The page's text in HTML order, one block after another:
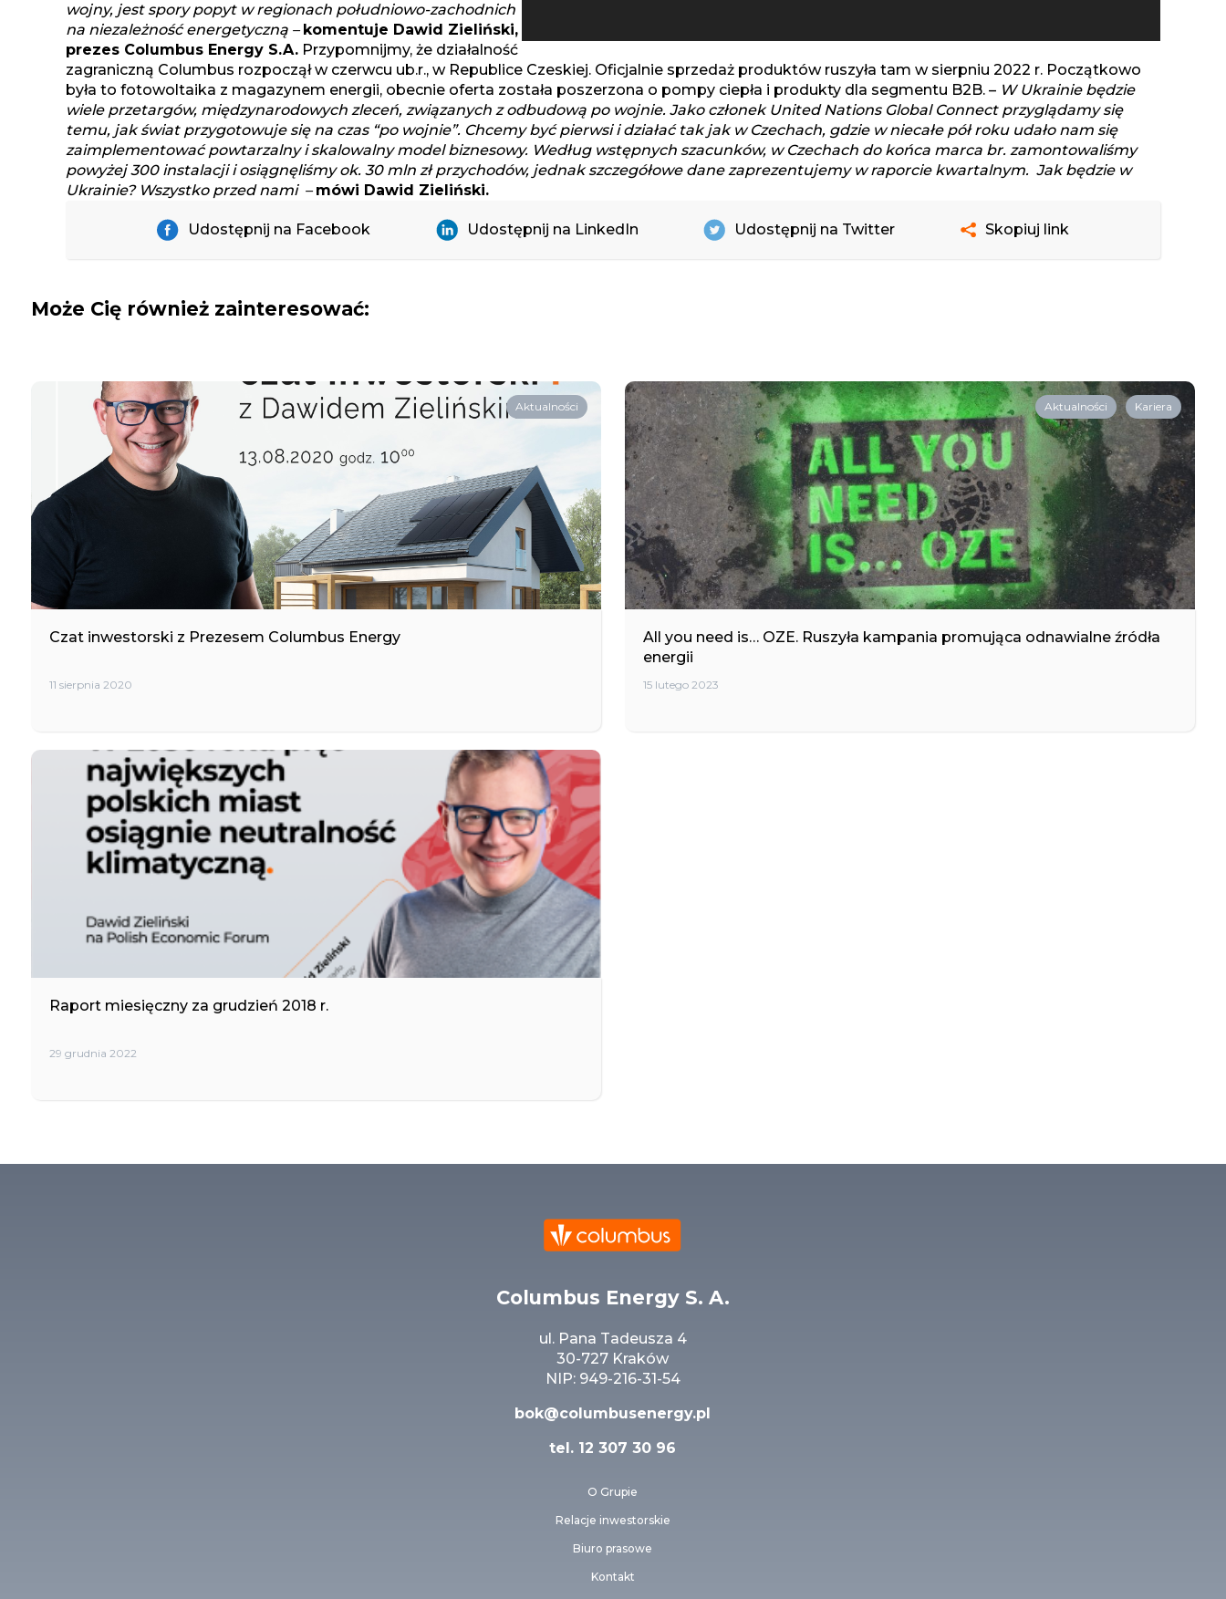
wojny, jest spory popyt w regionach południowo-zachodnich
na niezależność energetyczną –komentuje Dawid Zieliński,
prezes Columbus Energy S.A. Przypomnijmy, że działalność
zagraniczną Columbus rozpoczął w czerwcu ub.r., w Republice Czeskiej. Oficjalnie sprzedaż produktów ruszyła tam w sierpniu 2022 r. Początkowo
była to fotowoltaika z magazynem energii, obecnie oferta została poszerzona o pompy ciepła i produkty dla segmentu B2B. – W Ukrainie będzie
wiele przetargów, międzynarodowych zleceń, związanych z odbudową po wojnie. Jako członek United Nations Global Connect przyglądamy się
temu, jak świat przygotowuje się na czas “po wojnie”. Chcemy być pierwsi i działać tak jak w Czechach, gdzie w niecałe pół roku udało nam się
zaimplementować powtarzalny i skalowalny model biznesowy. Według wstępnych szacunków, w Czechach do końca marca br. zamontowaliśmy
powyżej 300 instalacji i osiągnęliśmy ok. 30 mln zł przychodów, jednak szczegółowe dane zaprezentujemy w raporcie kwartalnym. Jak będzie w
Ukrainie? Wszystko przed nami –mówi Dawid Zieliński.
Udostępnij na Facebook Udostępnij na LinkedIn Udostępnij na Twitter Skopiuj link
Może Cię również zainteresować:
Aktualności
Czat inwestorski z Prezesem Columbus Energy
11 sierpnia 2020
Aktualności Kariera
All you need is… OZE. Ruszyła kampania promująca odnawialne źródła
energii
15 lutego 2023
Raport miesięczny za grudzień 2018 r.
29 grudnia 2022
Columbus Energy S. A.
ul. Pana Tadeusza 4
30-727 Kraków
NIP: 949-216-31-54
bok@columbusenergy.pl
tel. 12 307 30 96
O Grupie
Relacje inwestorskie
Biuro prasowe
Kontakt